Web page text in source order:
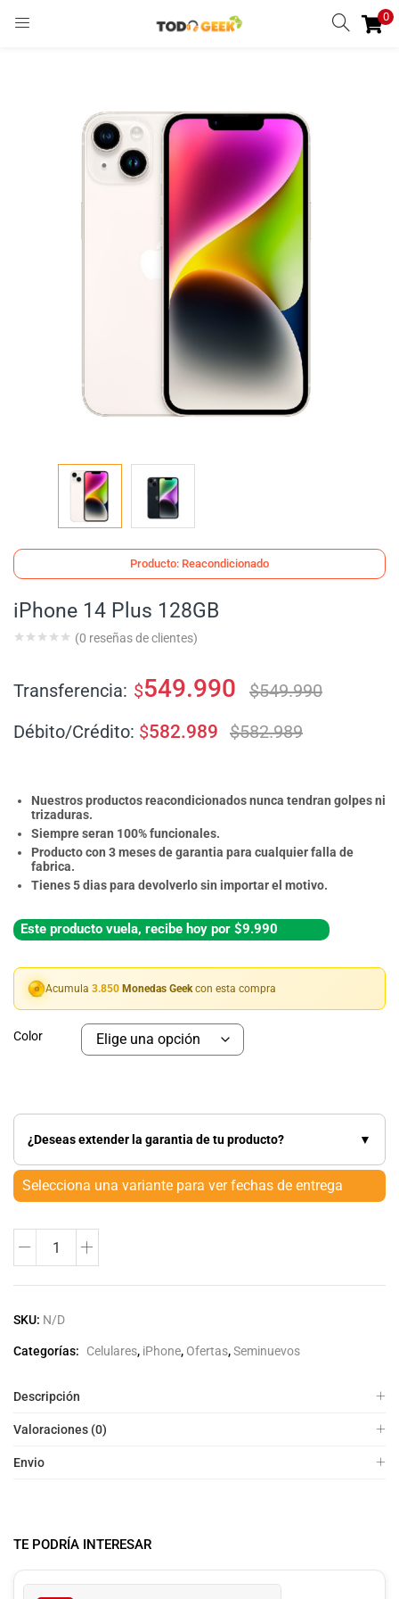
0
Producto: Reacondicionado
iPhone 14 Plus 128GB
(0 reseñas de clientes)
Transferencia: $549.990 $549.990
Débito/Crédito: $582.989 $582.989
Nuestros productos reacondicionados nunca tendran golpes ni
trizaduras.
Siempre seran 100% funcionales.
Producto con 3 meses de garantia para cualquier falla de
fabrica.
Tienes 5 dias para devolverlo sin importar el motivo.
Este producto vuela, recibe hoy por $9.990
Acumula 3.850 Monedas Geekcon esta compra
Color
¿Deseas extender la garantia de tu producto? ▼
Selecciona una variante para ver fechas de entrega
SKU: N/D
Categorías: Celulares, iPhone, Ofertas,Seminuevos
Descripción
Valoraciones (0)
Envio
TE PODRÍA INTERESAR
REGISTRARSE
Ingresar
Lost password?